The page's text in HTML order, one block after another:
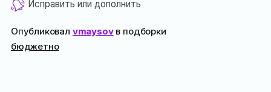
Исправить или дополнить
Опубликовал vmaysovв подборки
бюджетно